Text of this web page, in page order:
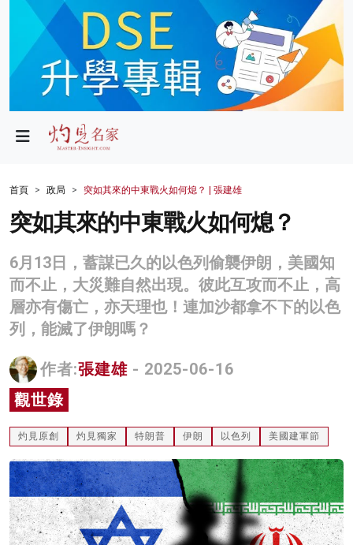
政局
財經
生活
商業
科技
名家榜
灼見活動
關於我們
首頁 政局 突如其來的中東戰火如何熄？ | 張建雄
突如其來的中東戰火如何熄？
6月13日，蓄謀已久的以色列偷襲伊朗，美國知
而不止，大災難自然出現。彼此互攻而不止，高
層亦有傷亡，亦天理也！連加沙都拿不下的以色
列，能滅了伊朗嗎？
作者:張建雄 - 2025-06-16
觀世錄
灼見原創 灼見獨家 特朗普 伊朗 以色列 美國建軍節